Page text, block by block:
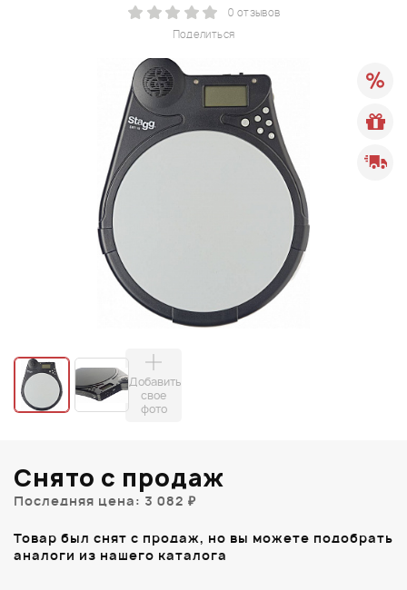
Поделиться
0 отзывов
Добавить
свое
фото
Снято с продаж
Последняя цена: 3 082 ₽
Товар был снят с продаж, но вы можете подобрать
аналоги из нашего каталога